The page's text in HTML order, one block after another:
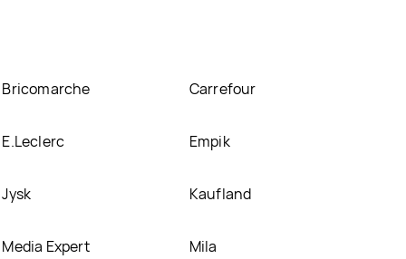
Bricomarche Carrefour
E.Leclerc Empik
Jysk Kaufland
Media Expert Mila